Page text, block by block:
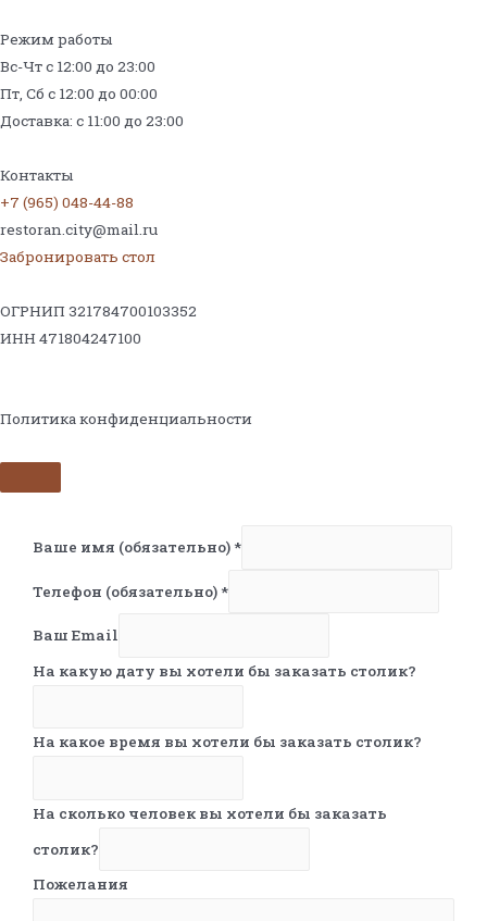
Режим работы
Вс-Чт с 12:00 до 23:00
Пт, Сб с 12:00 до 00:00
Доставка: с 11:00 до 23:00
Контакты
+7 (965) 048-44-88
restoran.city@mail.ru
Забронировать стол
ОГРНИП 321784700103352
ИНН 471804247100
Политика конфиденциальности
Ваше имя (обязательно) *
Телефон (обязательно) *
Ваш Email
На какую дату вы хотели бы заказать столик?
На какое время вы хотели бы заказать столик?
На сколько человек вы хотели бы заказать
столик?
Пожелания